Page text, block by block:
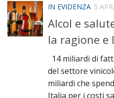
IN EVIDENZA 5
Alcol e
la ragione e
14 miliardi di
del settore
miliardi che
Italia per i costi